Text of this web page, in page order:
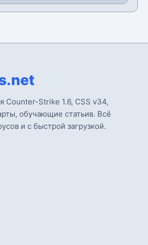
Counter-Strike 1.6, CSS v34,
обучающие статьив. Всё
и с быстрой загрузкой.